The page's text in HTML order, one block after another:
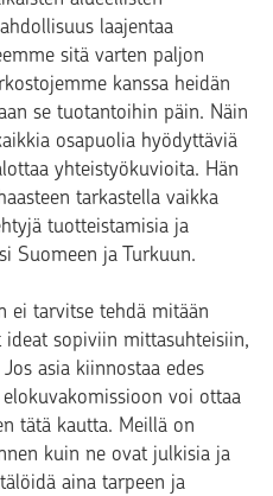
laajentaa
sitä varten paljon
kanssa heidän
se tuotantoihin päin. Näin
osapuolia hyödyttäviä
yhteistyökuvioita. Hän
tarkastella vaikka
tuotteistamisia ja
Suomeen ja Turkuun.
ei tarvitse tehdä mitään
ideat sopiviin mittasuhteisiin,
asia kiinnostaa edes
voi ottaa
tätä kautta. Meillä on
kuin ne ovat julkisia ja
aina tarpeen ja